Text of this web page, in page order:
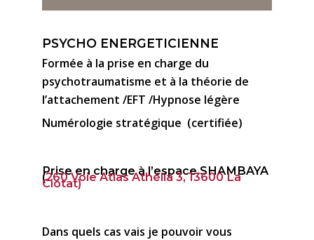
PSYCHO ENERGETICIENNE
Formée à la prise en charge du
psychotraumatisme et à la théorie de
l’attachement /EFT /Hypnose légère
Numérologie stratégique (certifiée)
Prise en charge à l’espace SHAMBAYA
(260 Voie Atlas Athélia 3, 13600 La
Ciotat)
Dans quels cas vais je pouvoir vous